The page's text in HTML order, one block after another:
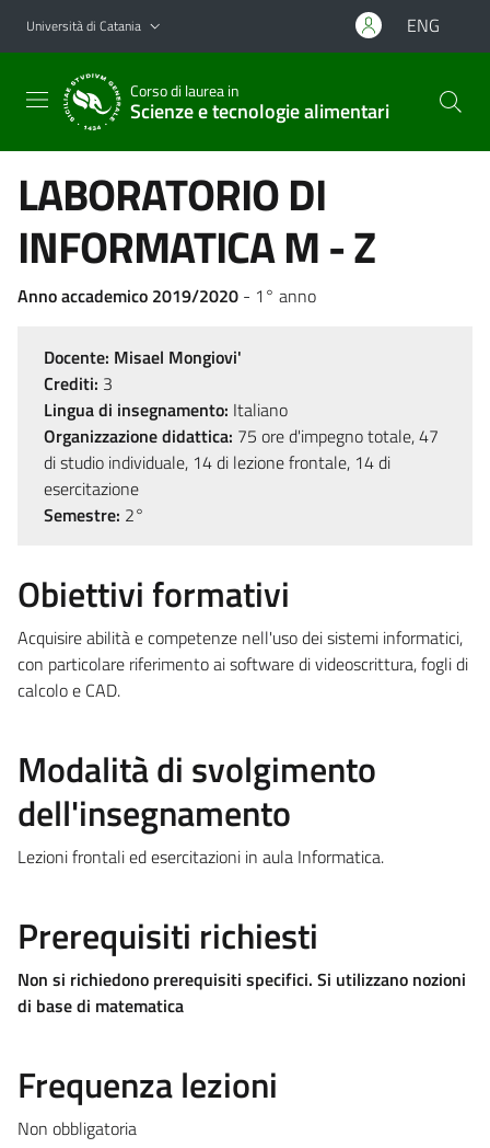
Vai al contenuto principale
Vai al menu di navigazione
Università di Catania ENG
Corso di laurea in
Scienze e tecnologie alimentari
LABORATORIO DI
INFORMATICA M - Z
Anno accademico 2019/2020 - 1° anno
Docente: Misael Mongiovi'
Crediti: 3
Lingua di insegnamento: Italiano
Organizzazione didattica: 75 ore d'impegno totale, 47
di studio individuale, 14 di lezione frontale, 14 di
esercitazione
Semestre: 2°
Obiettivi formativi
Acquisire abilità e competenze nell'uso dei sistemi informatici,
con particolare riferimento ai software di videoscrittura, fogli di
calcolo e CAD.
Modalità di svolgimento
dell'insegnamento
Lezioni frontali ed esercitazioni in aula Informatica.
Prerequisiti richiesti
Non si richiedono prerequisiti specifici. Si utilizzano nozioni
di base di matematica
Frequenza lezioni
Non obbligatoria